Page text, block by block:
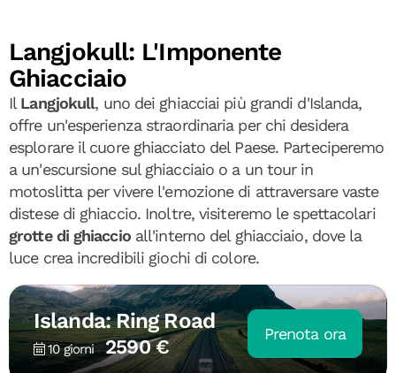
Langjokull: L'Imponente
Ghiacciaio
Il Langjokull, uno dei ghiacciai più grandi d'Islanda,
offre un'esperienza straordinaria per chi desidera
esplorare il cuore ghiacciato del Paese. Parteciperemo
a un'escursione sul ghiacciaio o a un tour in
motoslitta per vivere l'emozione di attraversare vaste
distese di ghiaccio. Inoltre, visiteremo le spettacolari
grotte di ghiaccioall'interno del ghiacciaio, dove la
luce crea incredibili giochi di colore.
Islanda: Ring Road
10 giorni 2590 €
Prenota ora